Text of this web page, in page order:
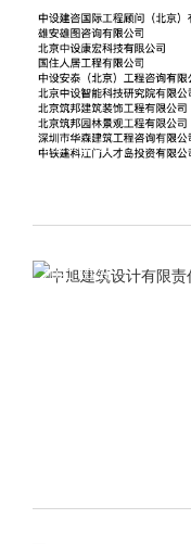
2025-08-21
2021-10-28